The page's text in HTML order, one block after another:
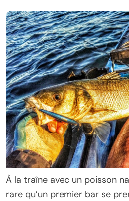
À la traîne avec un poisson
rare qu’un premier bar se